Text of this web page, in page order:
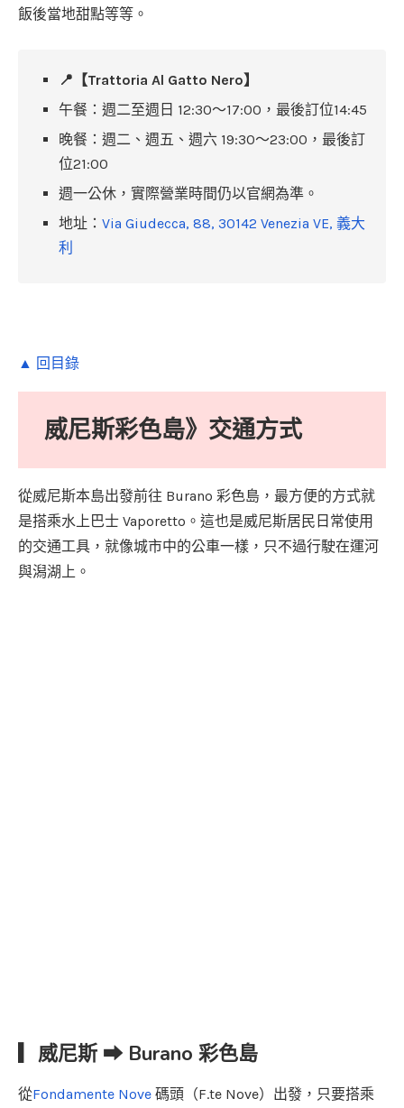
飯後當地甜點等等。
📍【Trattoria Al Gatto Nero】
午餐：週二至週日 12:30～17:00，最後訂位14:45
晚餐：週二、週五、週六 19:30～23:00，最後訂
位21:00
週一公休，實際營業時間仍以官網為準。
地址： Via Giudecca, 88, 30142 Venezia VE, 義大
利
▲ 回目錄
威尼斯彩色島》交通方式
從威尼斯本島出發前往 Burano 彩色島，最方便的方式就
是搭乘水上巴士 Vaporetto。這也是威尼斯居民日常使用
的交通工具，就像城市中的公車一樣，只不過行駛在運河
與潟湖上。
▎威尼斯 ⮕ Burano 彩色島
從Fondamente Nove 碼頭（F.te Nove）出發，只要搭乘